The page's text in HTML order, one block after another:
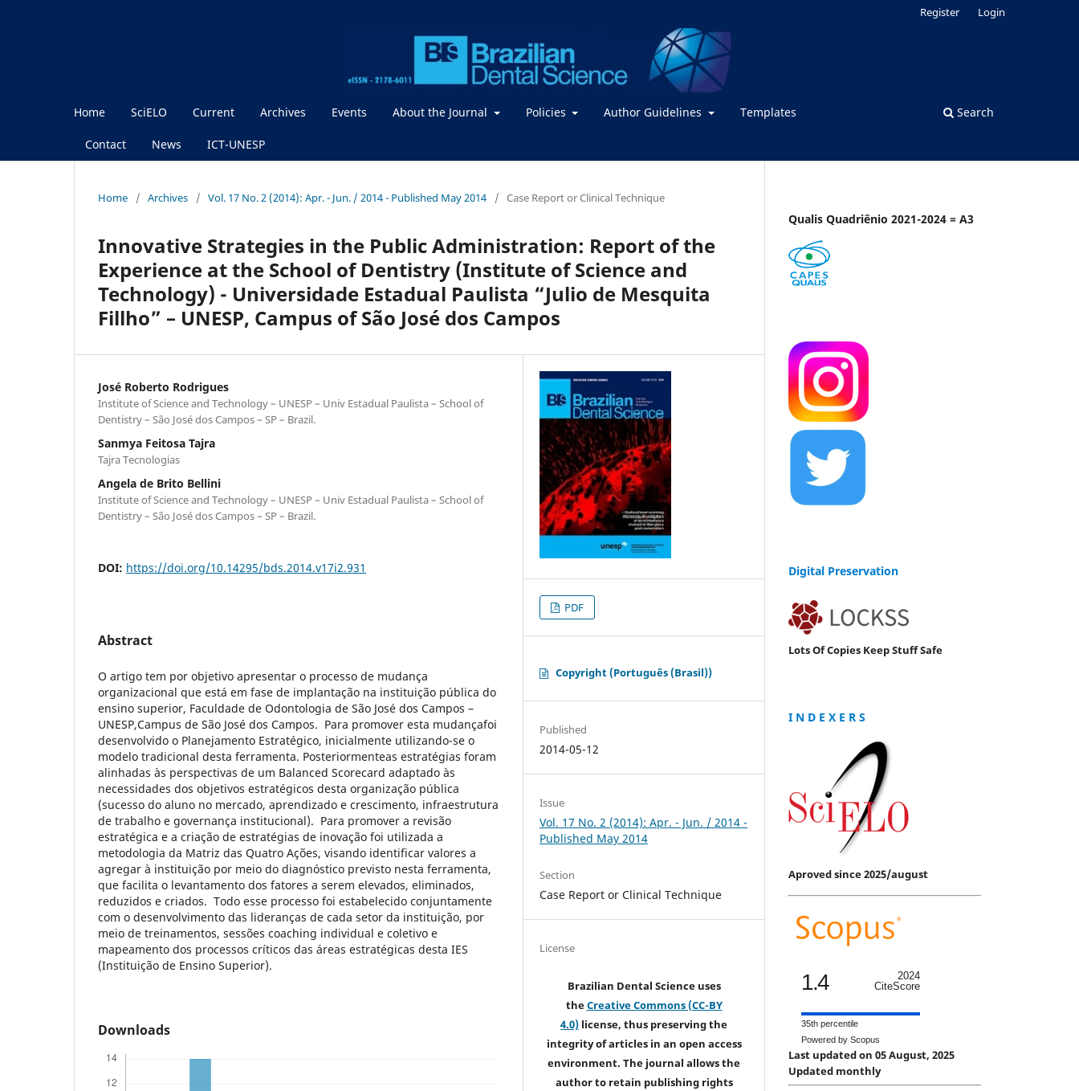
Home SciELO Current Archives Events About the Journal Policies Author Guidelines Templates
Contact News ICT-UNESP
Search
Register Login
Home / Archives / Vol. 17 No. 2 (2014): Apr. - Jun. / 2014 - Published May 2014 / Case Report or Clinical Technique
Innovative Strategies in the Public Administration: Report of the
Experience at the School of Dentistry (Institute of Science and
Technology) - Universidade Estadual Paulista “Julio de Mesquita
Fillho” – UNESP, Campus of São José dos Campos
José Roberto Rodrigues
Institute of Science and Technology – UNESP – Univ Estadual Paulista – School of
Dentistry – São José dos Campos – SP – Brazil.
Sanmya Feitosa Tajra
Tajra Tecnologias
Angela de Brito Bellini
Institute of Science and Technology – UNESP – Univ Estadual Paulista – School of
Dentistry – São José dos Campos – SP – Brazil.
DOI: https://doi.org/10.14295/bds.2014.v17i2.931
Abstract
O artigo tem por objetivo apresentar o processo de mudança
organizacional que está em fase de implantação na instituição pública do
ensino superior, Faculdade de Odontologia de São José dos Campos –
UNESP,Campus de São José dos Campos. Para promover esta mudançafoi
desenvolvido o Planejamento Estratégico, inicialmente utilizando-se o
modelo tradicional desta ferramenta. Posteriormenteas estratégias foram
alinhadas às perspectivas de um Balanced Scorecard adaptado às
necessidades dos objetivos estratégicos desta organização pública
(sucesso do aluno no mercado, aprendizado e crescimento, infraestrutura
de trabalho e governança institucional). Para promover a revisão
estratégica e a criação de estratégias de inovação foi utilizada a
metodologia da Matriz das Quatro Ações, visando identificar valores a
agregar à instituição por meio do diagnóstico previsto nesta ferramenta,
que facilita o levantamento dos fatores a serem elevados, eliminados,
reduzidos e criados. Todo esse processo foi estabelecido conjuntamente
com o desenvolvimento das lideranças de cada setor da instituição, por
meio de treinamentos, sessões coaching individual e coletivo e
mapeamento dos processos críticos das áreas estratégicas desta IES
(Instituição de Ensino Superior).
Downloads
PDF
Copyright (Português (Brasil))
Published
2014-05-12
Issue
Vol. 17 No. 2 (2014): Apr. - Jun. / 2014 -
Published May 2014
Section
Case Report or Clinical Technique
License
Brazilian Dental Science uses
theCreative Commons (CC-BY
4.0) license, thus preserving the
integrity of articles in an open access
environment. The journal allows the
author to retain publishing rights
Qualis Quadriênio 2021-2024 = A3
Digital Preservation
Lots Of Copies Keep Stuff Safe
I N D E X E R S
Aproved since 2025/august
1.4
2024
CiteScore
35th percentile
Powered by Scopus
Last updated on 05 August, 2025
Updated monthly